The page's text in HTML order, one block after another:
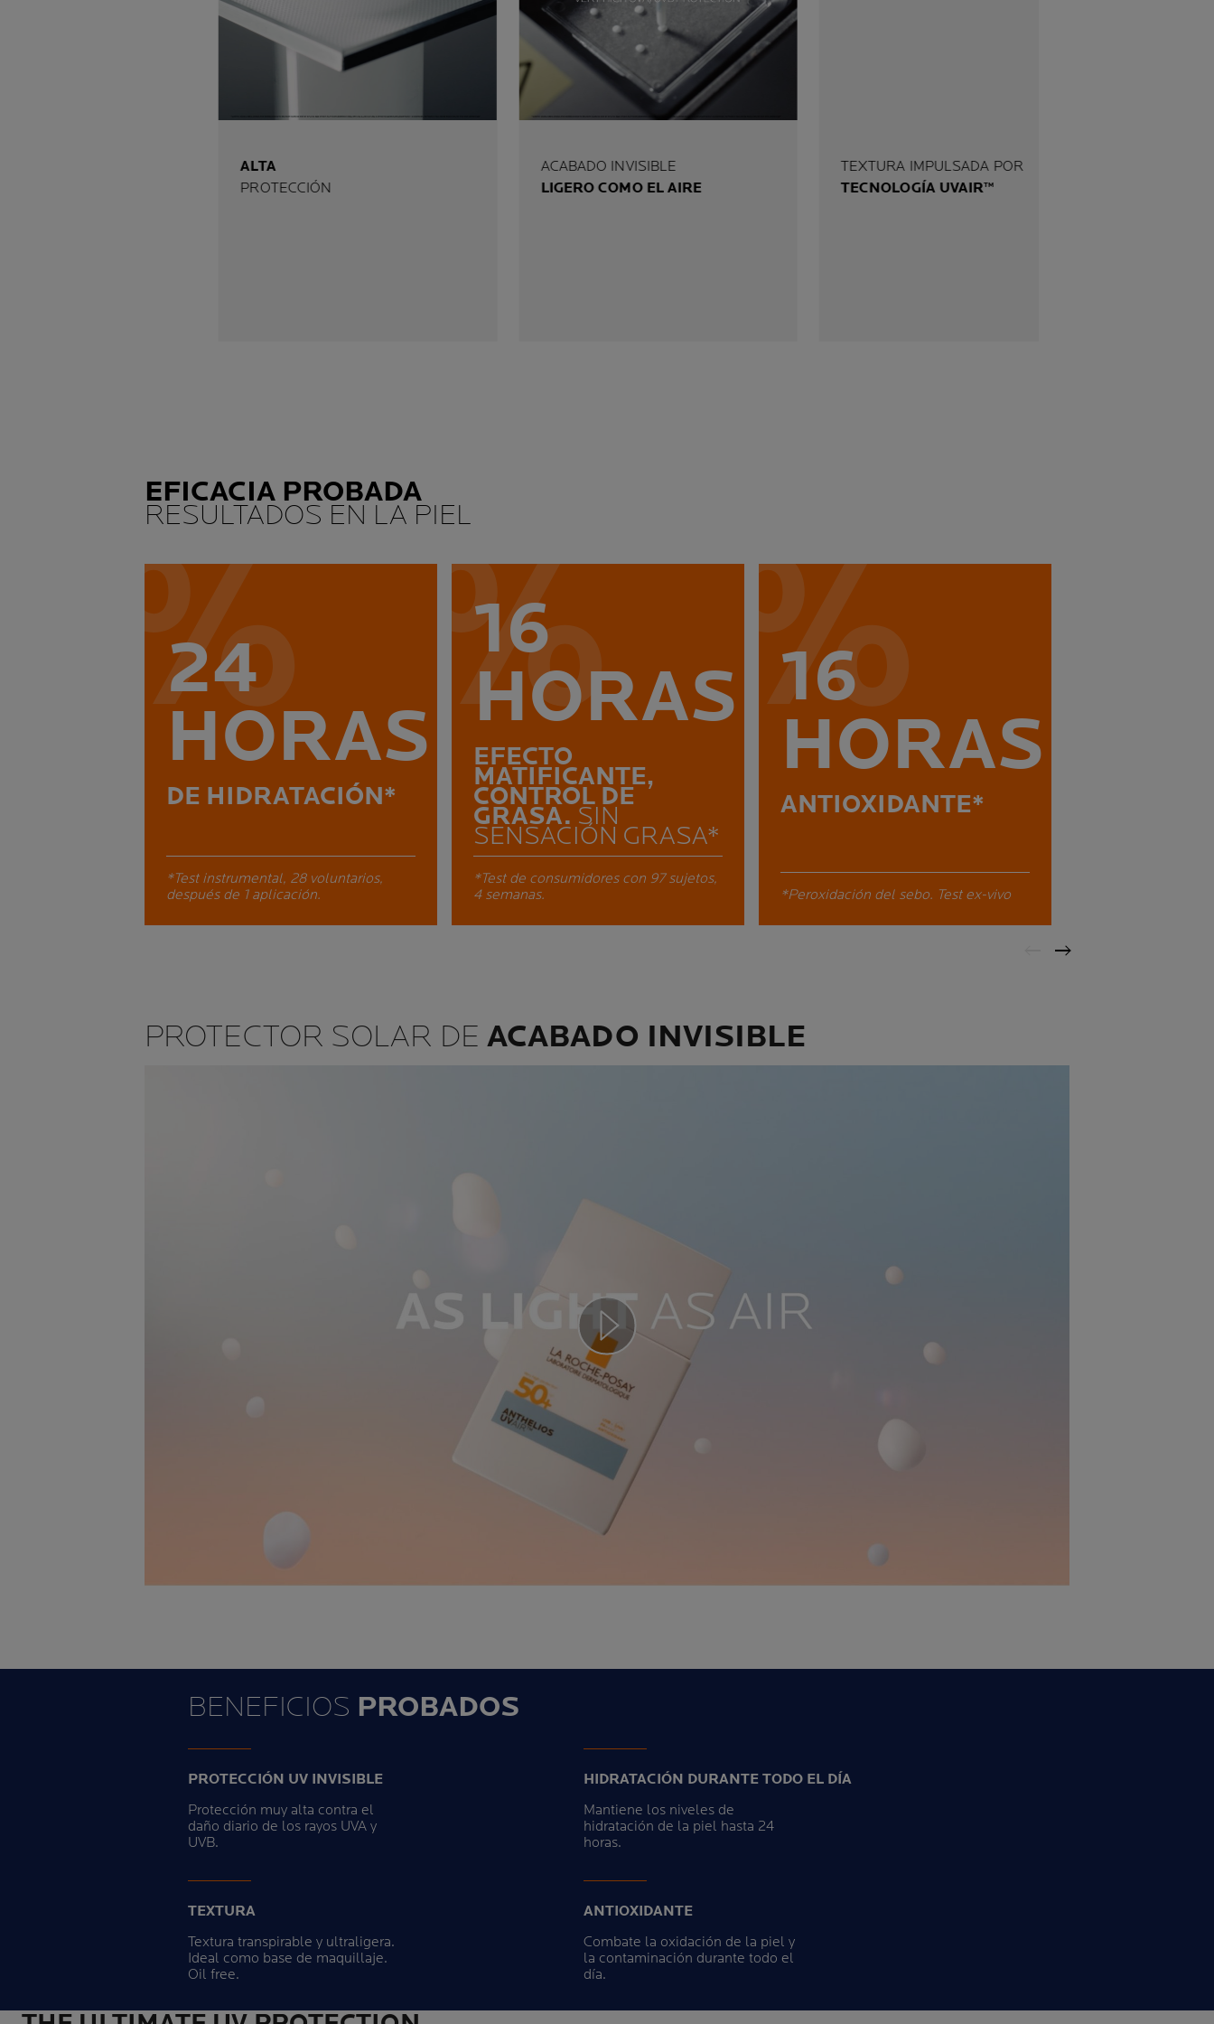
ALTA
PROTECCIÓN
ACABADO INVISIBLE
LIGERO COMO EL AIRE
TEXTURA IMPULSADA POR
TECNOLOGÍA UVAIR™
EFICACIA PROBADA
RESULTADOS EN LA PIEL
24
HORAS
DE HIDRATACIÓN*
*Test instrumental, 28 voluntarios,
después de 1 aplicación.
16
HORAS
EFECTO
MATIFICANTE,
CONTROL DE
GRASA. SIN
SENSACIÓN GRASA*
*Test de consumidores con 97 sujetos,
4 semanas.
16
HORAS
ANTIOXIDANTE*
*Peroxidación del sebo. Test ex-vivo
PROTECTOR SOLAR DE ACABADO INVISIBLE
Play video
BENEFICIOS PROBADOS
PROTECCIÓN UV INVISIBLE
Protección muy alta contra el
daño diario de los rayos UVA y
UVB.
HIDRATACIÓN DURANTE TODO EL DÍA
Mantiene los niveles de
hidratación de la piel hasta 24
horas.
TEXTURA
Textura transpirable y ultraligera.
Ideal como base de maquillaje.
Oil free.
ANTIOXIDANTE
Combate la oxidación de la piel y
la contaminación durante todo el
día.